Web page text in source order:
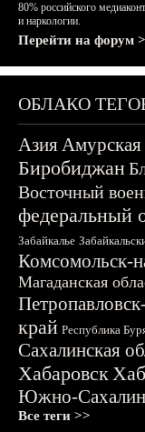
80% российского
и наркологии.
Перейти на форум
ОБЛАКО
АзияАмурская
Биробиджан
Восточный
федеральный
Забайкалье
Комсомольск-
Магаданская
край Республика
Сахалинская
Хабаровск
Южно-
Все теги >>